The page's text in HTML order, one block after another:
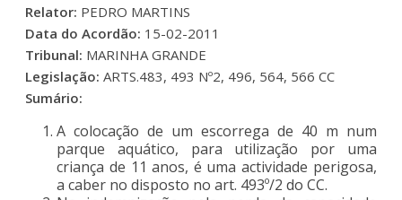
Relator: PEDRO MARTINS
Data do Acordão: 15-02-2011
Tribunal: MARINHA GRANDE
Legislação: ARTS.483, 493 Nº2, 496, 564, 566 CC
Sumário:
A colocação de um escorrega de 40 m num
parque aquático, para utilização por uma
criança de 11 anos, é uma actividade perigosa,
a caber no disposto no art. 493º/2 do CC.